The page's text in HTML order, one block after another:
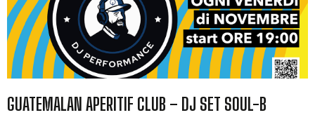
GUATEMALAN APERITIF CLUB – DJ SET SOUL-B